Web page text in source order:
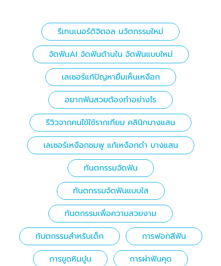
รีเทนเนอร์ดิจิตอล นวัตกรรมใหม่
จัดฟันAI จัดฟันด้านใน จัดฟันแบบใหม่
เลเซอร์แก้ปัญหายิ้มเห็นเหงือก
อยากฟันสวยต้องทำอย่างไร
รีวิวจากคนไข้ใช้รากเทียม คลินิกบางแสน
เลเซอร์เหงือกชมพู แก้เหงือกดำ บางแสน
ทันตกรรมจัดฟัน
ทันตกรรมจัดฟันแบบใส
ทันตกรรมเพื่อความสวยงาม
ทันตกรรมสำหรับเด็ก
การฟอกสีฟัน
การขูดหินปูน
การผ่าฟันคุด